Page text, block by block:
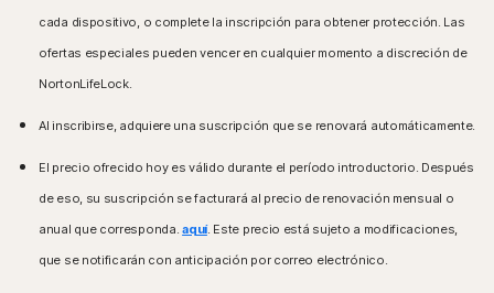
cada dispositivo, o complete la inscripción para obtener protección. Las
ofertas especiales pueden vencer en cualquier momento a discreción de
NortonLifeLock.
Al inscribirse, adquiere una suscripción que se renovará automáticamente.
El precio ofrecido hoy es válido durante el período introductorio. Después
de eso, su suscripción se facturará al precio de renovación mensual o
anual que corresponda.aquí. Este precio está sujeto a modificaciones,
que se notificarán con anticipación por correo electrónico.